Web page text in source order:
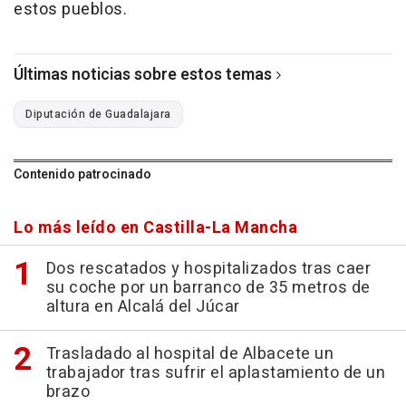
estos pueblos.
Últimas noticias sobre estos temas
Diputación de Guadalajara
Contenido patrocinado
Lo más leído en Castilla-La Mancha
Dos rescatados y hospitalizados tras caer
su coche por un barranco de 35 metros de
altura en Alcalá del Júcar
Trasladado al hospital de Albacete un
trabajador tras sufrir el aplastamiento de un
brazo